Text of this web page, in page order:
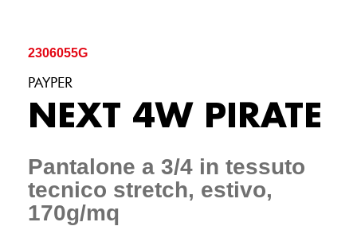
2306055G
PAYPER
NEXT 4W PIRATE
Pantalone a 3/4 in tessuto
tecnico stretch, estivo,
170g/mq